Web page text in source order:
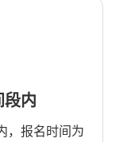
段内
，报名时间为